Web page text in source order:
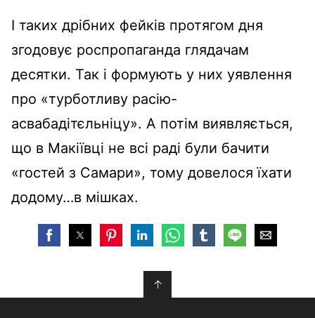
І таких дрібних фейків протягом дня
згодовує роспропаганда глядачам
десятки. Так і формують у них уявлення
про «турботливу расію-
асвабадітєльніцу». А потім виявляється,
що в Макіївці не всі раді були бачити
«гостей з Самари», тому довелося їхати
додому…в мішках.
↑